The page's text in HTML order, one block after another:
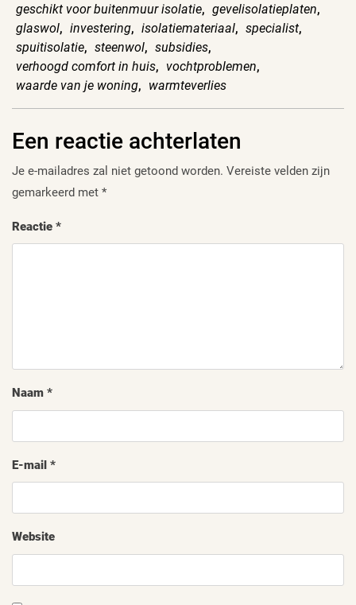
geschikt voor buitenmuur isolatie, gevelisolatieplaten,
glaswol, investering, isolatiemateriaal, specialist,
spuitisolatie, steenwol, subsidies,
verhoogd comfort in huis, vochtproblemen,
waarde van je woning, warmteverlies
Een reactie achterlaten
Je e-mailadres zal niet getoond worden. Vereiste velden zijn
gemarkeerd met *
Reactie *
Naam *
E-mail *
Website